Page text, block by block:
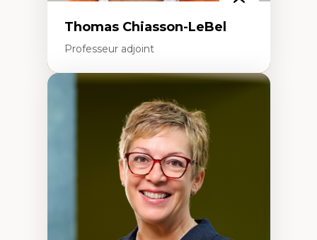
Thomas Chiasson-LeBel
Professeur adjoint
Théories du développement
Économie politique comparée
Élites économiques
Sociologie économique
Extractivisme
Classes sociales
Mouvements sociaux
Théories de l’État